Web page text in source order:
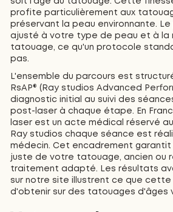
profite particulièrement aux
préservant la peau environnante.
ajusté à votre type de peau et à la
tatouage, ce qu'un protocole
pas.
L'ensemble du parcours est
RsAP® (Ray studios Advanced
diagnostic initial au suivi des
post-laser à chaque étape. En
laser est un acte médical réservé
Ray studios chaque séance est
médecin. Cet encadrement garantit
juste de votre tatouage, ancien ou
traitement adapté. Les résultats
sur notre site illustrent ce que
d'obtenir sur des tatouages d'âges